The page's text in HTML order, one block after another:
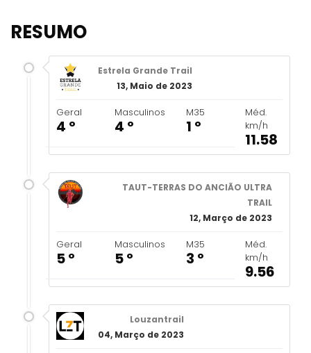
RESUMO
Estrela Grande Trail
13, Maio de 2023
Geral
4 º
Masculinos
4 º
M35
1 º
Méd.
km/h
11.58
TAUT-TERRAS DO ANCIÃO ULTRA
TRAIL
12, Março de 2023
Geral
5 º
Masculinos
5 º
M35
3 º
Méd.
km/h
9.56
Louzantrail
04, Março de 2023